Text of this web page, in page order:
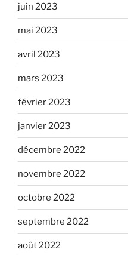
juin 2023
mai 2023
avril 2023
mars 2023
février 2023
janvier 2023
décembre 2022
novembre 2022
octobre 2022
septembre 2022
août 2022